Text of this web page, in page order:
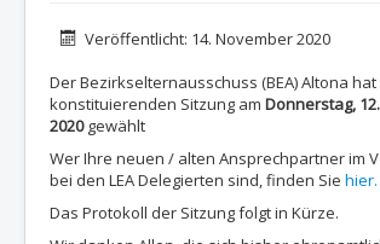
DetailsVeröffentlicht: 14. November 2020
Der Bezirkselternausschuss (BEA) Altona
konstituierenden Sitzung am Donnerstag,
2020gewählt
Wer Ihre neuen / alten Ansprechpartner im
bei den LEA Delegierten sind, finden Sie hier.
Das Protokoll der Sitzung folgt in Kürze.